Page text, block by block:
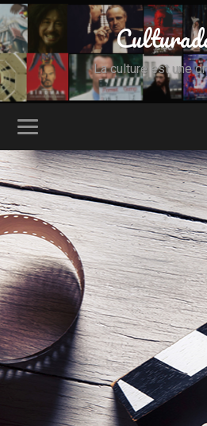
La culture est une